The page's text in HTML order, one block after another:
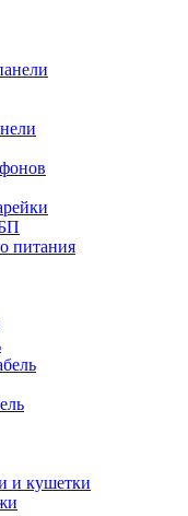
питания
и кушетки